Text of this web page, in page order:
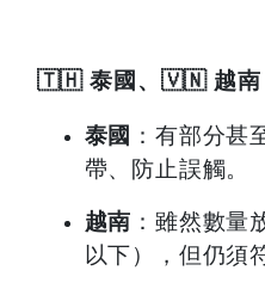
🇹🇭 泰國、 🇻🇳 越南
泰國 ：有部分甚
帶、防止誤觸。
越南 ：雖然數量
以下），但仍須